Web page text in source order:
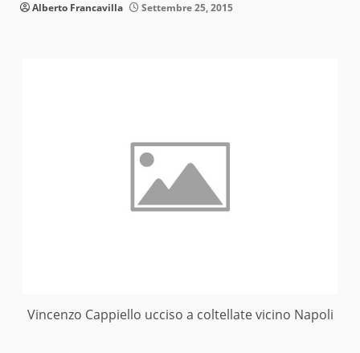
Alberto Francavilla Settembre 25, 2015
Vincenzo Cappiello ucciso a coltellate vicino Napoli